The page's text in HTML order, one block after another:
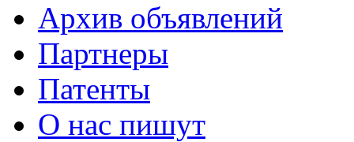
Архив объявлений
Партнеры
Патенты
О нас пишут